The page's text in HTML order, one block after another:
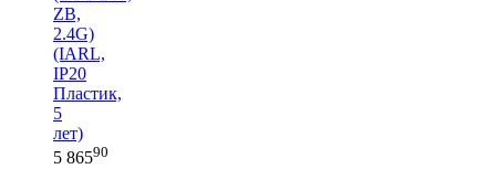
ZB,
2.4G)
(IARL,
IP20
Пластик,
5
лет)
5 86590